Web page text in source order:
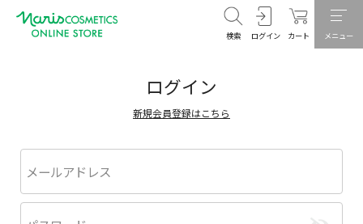
検索 ログイン カート メニュー
ログイン
新規会員登録はこちら